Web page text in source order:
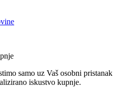
samo uz Vaš osobni pristanak
iskustvo kupnje.